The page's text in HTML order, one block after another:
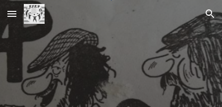
Skip to main content Skip to navigation